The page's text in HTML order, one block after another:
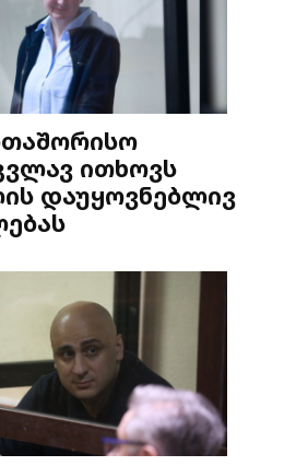
ითხოვს
დაუყოვნებლივ